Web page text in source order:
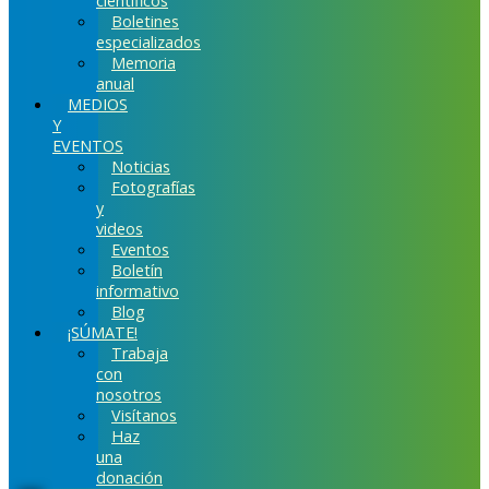
Boletines
especializados
Memoria
anual
MEDIOS
Y
EVENTOS
Noticias
Fotografías
y
videos
Eventos
Boletín
informativo
Blog
¡SÚMATE!
Trabaja
con
nosotros
Visítanos
Haz
una
donación